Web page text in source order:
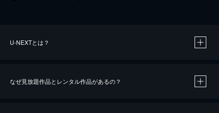
U-NEXTとは？
なぜ見放題作品とレンタル作品があるの？